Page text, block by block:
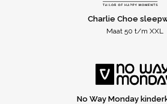
Charlie Choe
Maat 50 t/m XXL
No Way Monday